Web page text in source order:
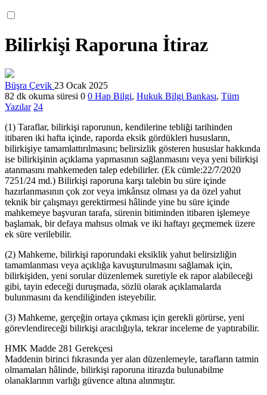
Bilirkişi Raporuna İtiraz
Büşra Çevik 23 Ocak 2025
82 dk okuma süresi 0 0 Hap Bilgi, Hukuk Bilgi Bankası, Tüm
Yazılar 24
(1) Taraflar, bilirkişi raporunun, kendilerine tebliği tarihinden
itibaren iki hafta içinde, raporda eksik gördükleri hususların,
bilirkişiye tamamlattırılmasını; belirsizlik gösteren hususlar hakkında
ise bilirkişinin açıklama yapmasının sağlanmasını veya yeni bilirkişi
atanmasını mahkemeden talep edebilirler. (Ek cümle:22/7/2020
7251/24 md.) Bilirkişi raporuna karşı talebin bu süre içinde
hazırlanmasının çok zor veya imkânsız olması ya da özel yahut
teknik bir çalışmayı gerektirmesi hâlinde yine bu süre içinde
mahkemeye başvuran tarafa, sürenin bitiminden itibaren işlemeye
başlamak, bir defaya mahsus olmak ve iki haftayı geçmemek üzere
ek süre verilebilir.
(2) Mahkeme, bilirkişi raporundaki eksiklik yahut belirsizliğin
tamamlanması veya açıklığa kavuşturulmasını sağlamak için,
bilirkişiden, yeni sorular düzenlemek suretiyle ek rapor alabileceği
gibi, tayin edeceği duruşmada, sözlü olarak açıklamalarda
bulunmasını da kendiliğinden isteyebilir.
(3) Mahkeme, gerçeğin ortaya çıkması için gerekli görürse, yeni
görevlendireceği bilirkişi aracılığıyla, tekrar inceleme de yaptırabilir.
HMK Madde 281 Gerekçesi
Maddenin birinci fıkrasında yer alan düzenlemeyle, tarafların tatmin
olmamaları hâlinde, bilirkişi raporuna itirazda bulunabilme
olanaklarının varlığı güvence altına alınmıştır.